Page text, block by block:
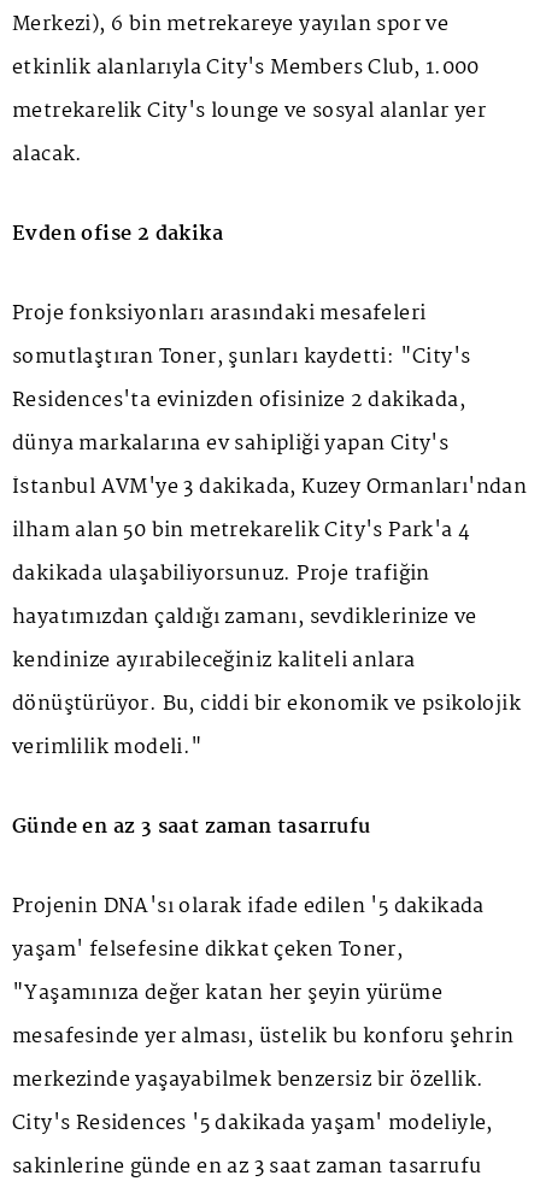
Merkezi), 6 bin metrekareye yayılan spor ve
etkinlik alanlarıyla City's Members Club, 1.000
metrekarelik City's lounge ve sosyal alanlar yer
alacak.
Evden ofise 2 dakika
Proje fonksiyonları arasındaki mesafeleri
somutlaştıran Toner, şunları kaydetti: "City's
Residences'ta evinizden ofisinize 2 dakikada,
dünya markalarına ev sahipliği yapan City's
İstanbul AVM'ye 3 dakikada, Kuzey Ormanları'ndan
ilham alan 50 bin metrekarelik City's Park'a 4
dakikada ulaşabiliyorsunuz. Proje trafiğin
hayatımızdan çaldığı zamanı, sevdiklerinize ve
kendinize ayırabileceğiniz kaliteli anlara
dönüştürüyor. Bu, ciddi bir ekonomik ve psikolojik
verimlilik modeli."
Günde en az 3 saat zaman tasarrufu
Projenin DNA'sı olarak ifade edilen '5 dakikada
yaşam' felsefesine dikkat çeken Toner,
"Yaşamınıza değer katan her şeyin yürüme
mesafesinde yer alması, üstelik bu konforu şehrin
merkezinde yaşayabilmek benzersiz bir özellik.
City's Residences '5 dakikada yaşam' modeliyle,
sakinlerine günde en az 3 saat zaman tasarrufu